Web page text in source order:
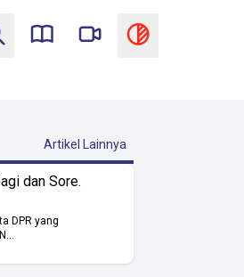
Artikel Lainnya
dan Sore.
DPR yang